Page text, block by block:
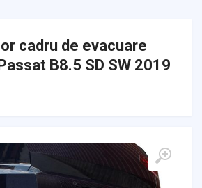
cadru de evacuare
B8.5 SD SW 2019